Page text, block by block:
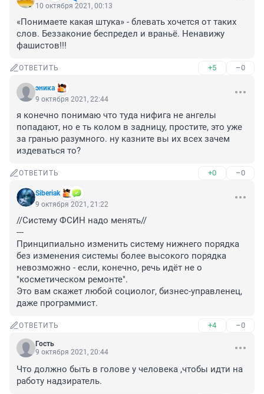
10 октября 2021, 00:13
«Понимаете какая штука» - блевать хочется от таких
слов. Беззаконие беспредел и враньё. Ненавижу
фашистов!!!
ОТВЕТИТЬ +5 –0
эника
9 октября 2021, 22:44
я конечно понимаю что туда нифига не ангелы
попадают, но е ть колом в задницу, простите, это уже
за гранью разумного. ну казните вы их всех зачем
издеваться то?
ОТВЕТИТЬ +0 –0
Siberiak
9 октября 2021, 21:22
//Систему ФСИН надо менять//
---
Принципиально изменить систему нижнего порядка
без изменения системы более высокого порядка
невозможно - если, конечно, речь идёт не о
"косметическом ремонте".
Это вам скажет любой социолог, бизнес-управленец,
даже программист.
ОТВЕТИТЬ +4 –0
Гость
9 октября 2021, 20:44
Что должно быть в голове у человека ,чтобы идти на
работу надзиратель.